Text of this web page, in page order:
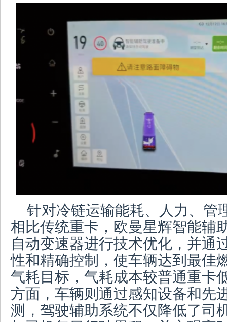
针对冷链运输能耗、人力、管
相比传统重卡，欧曼星辉智能辅
自动变速器进行技术优化，并通
性和精确控制，使车辆达到最佳
气耗目标，气耗成本较普通重卡
方面，车辆则通过感知设备和先
测，驾驶辅助系统不仅降低了司